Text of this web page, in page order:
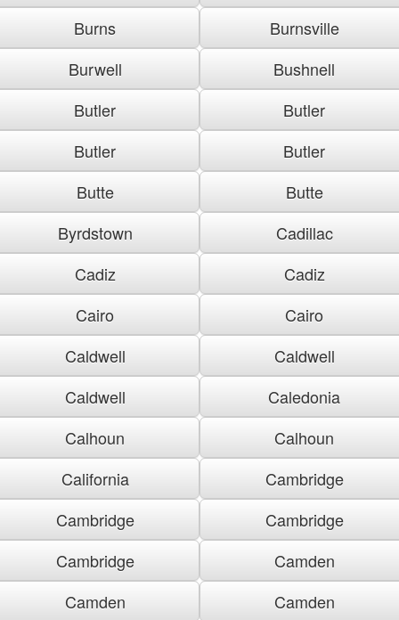
Burns
Burnsville
Burwell
Bushnell
Butler
Butler
Butler
Butler
Butte
Butte
Byrdstown
Cadillac
Cadiz
Cadiz
Cairo
Cairo
Caldwell
Caldwell
Caldwell
Caledonia
Calhoun
Calhoun
California
Cambridge
Cambridge
Cambridge
Cambridge
Camden
Camden
Camden